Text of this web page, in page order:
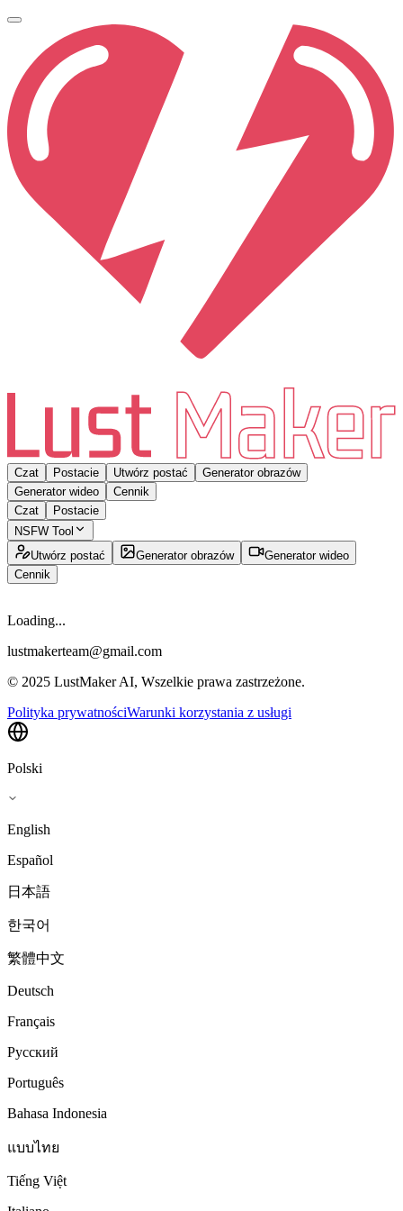
Czat Postacie Utwórz postać
Generator obrazów
Generator wideo
Cennik
Czat
Postacie
NSFW Tool
Utwórz postać
Generator obrazów
Generator wideo
Cennik
Loading...
lustmakerteam@gmail.com
© 2025 LustMaker AI, Wszelkie prawa zastrzeżone.
Polityka prywatnościWarunki korzystania z usługi
Polski
English
Español
日本語
한국어
繁體中文
Deutsch
Français
Русский
Português
Bahasa Indonesia
แบบไทย
Tiếng Việt